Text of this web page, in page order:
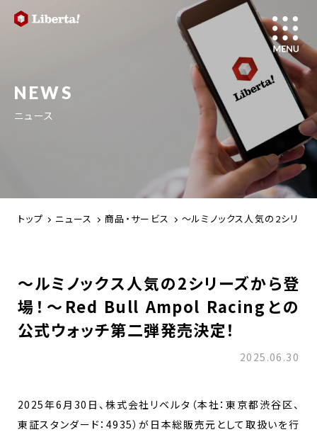
NEWS
ニュース
トップ ニュース 商品・サービス ～ルミノックス人気の2シリ
～ルミノックス人気の2シリーズから登
場！～Red Bull Ampol Racingとの
公式ウォッチ第二弾発売決定！
2025.06.30
2025年6月30日、株式会社リベルタ（本社：東京都渋谷区、
東証スタンダード：4935）が日本総販売元として取扱いを行